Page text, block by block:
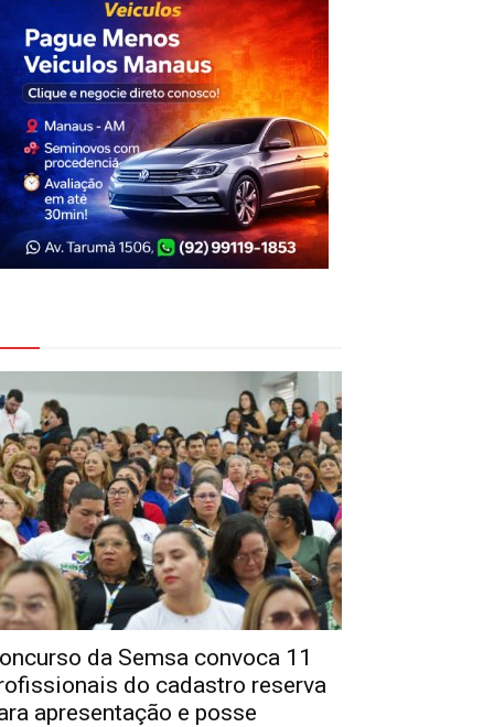
da Semsa convoca 11
do cadastro reserva
apresentação e posse